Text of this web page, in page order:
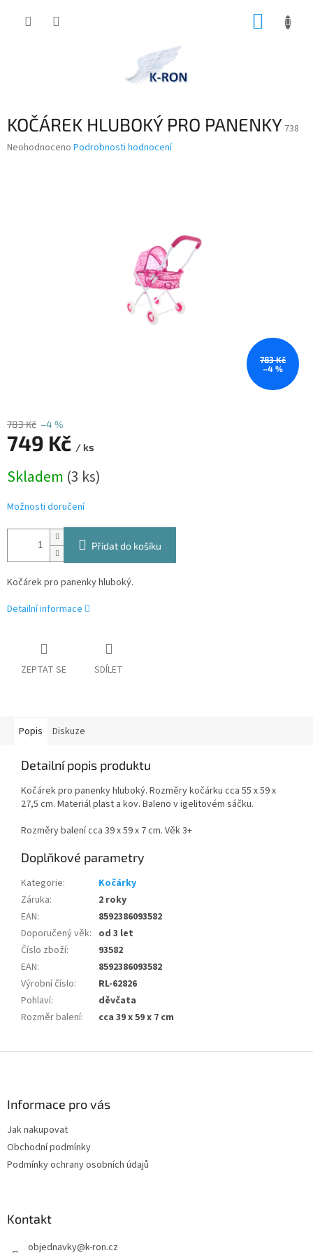
KOČÁREK HLUBOKÝ PRO PANENKY 738
Průměrné
Neohodnoceno Podrobnosti hodnocení
783 Kč
–4 %
783 Kč –4 %
749 Kč / ks
cena:
Skladem (3 ks)
Možnosti doručení
Přidat do košíku
Kočárek pro panenky hluboký.
Detailní informace
ZEPTAT SE SDÍLET
Popis Diskuze
Detailní popis produktu
Kočárek pro panenky hluboký. Rozměry kočárku cca 55 x 59 x
27,5 cm. Materiál plast a kov. Baleno v igelitovém sáčku.
Rozměry balení cca 39 x 59 x 7 cm. Věk 3+
Doplňkové parametry
Kategorie:
Kočárky
Záruka:
2 roky
EAN:
8592386093582
Doporučený věk: od 3 let
Číslo zboží:
93582
EAN:
8592386093582
Výrobní číslo:
RL-62826
Pohlaví:
děvčata
Rozměr balení: cca 39 x 59 x 7 cm
Informace pro vás
Jak nakupovat
Obchodní podmínky
Podmínky ochrany osobních údajů
Kontakt
objednavky@k-ron.cz